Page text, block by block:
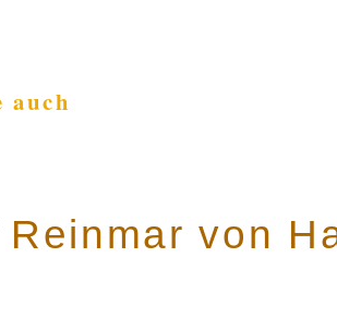
auch
Reinmar von